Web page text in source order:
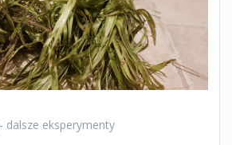
dalsze eksperymenty